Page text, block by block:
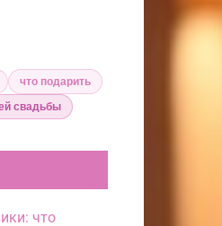
что подарить
свадьбы
что